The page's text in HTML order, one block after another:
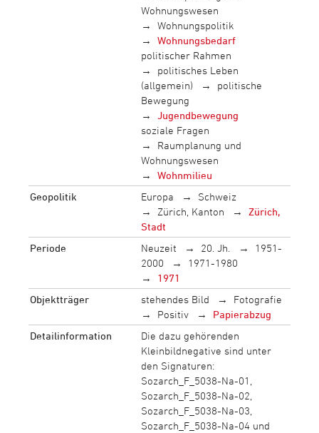
Wohnungswesen
Wohnungspolitik
Wohnungsbedarf
politischer Rahmen
politisches Leben
(allgemein)
politische
Bewegung
Jugendbewegung
soziale Fragen
Raumplanung und
Wohnungswesen
Wohnmilieu
Geopolitik
Europa
Schweiz
Zürich, Kanton
Zürich,
Stadt
Periode
Neuzeit 20. Jh.
1951-
2000
1971-1980
1971
Objektträger
stehendes Bild
Fotografie
Positiv
Papierabzug
Detailinformation
Die dazu gehörenden
Kleinbildnegative sind unter
den Signaturen:
Sozarch_F_5038-Na-01,
Sozarch_F_5038-Na-02,
Sozarch_F_5038-Na-03,
Sozarch_F_5038-Na-04 und